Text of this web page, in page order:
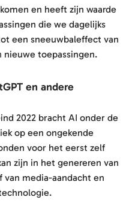
en heeft zijn waarde
die we dagelijks
een sneeuwbaleffect van
nieuwe toepassingen.
en andere
2022 bracht AI onder de
op een ongekende
voor het eerst zelf
zijn in het genereren van
media-aandacht en